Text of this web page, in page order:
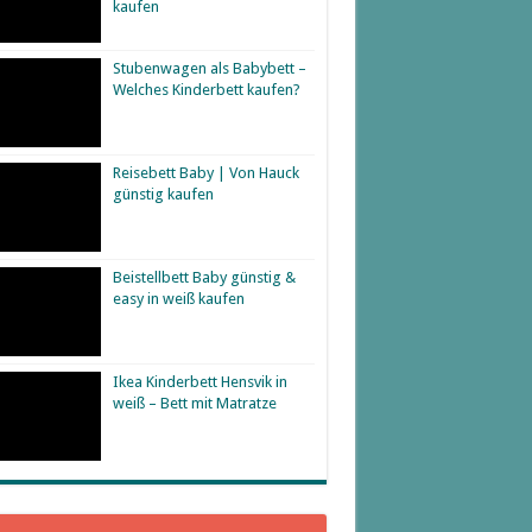
kaufen
Stubenwagen als Babybett –
Welches Kinderbett kaufen?
Reisebett Baby | Von Hauck
günstig kaufen
Beistellbett Baby günstig &
easy in weiß kaufen
Ikea Kinderbett Hensvik in
weiß – Bett mit Matratze